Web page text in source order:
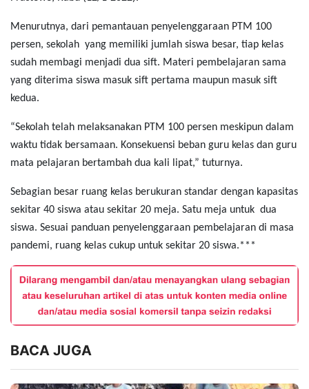
Menurutnya, dari pemantauan penyelenggaraan PTM 100
persen, sekolah yang memiliki jumlah siswa besar, tiap kelas
sudah membagi menjadi dua sift. Materi pembelajaran sama
yang diterima siswa masuk sift pertama maupun masuk sift
kedua.
“Sekolah telah melaksanakan PTM 100 persen meskipun dalam
waktu tidak bersamaan. Konsekuensi beban guru kelas dan guru
mata pelajaran bertambah dua kali lipat,” tuturnya.
Sebagian besar ruang kelas berukuran standar dengan kapasitas
sekitar 40 siswa atau sekitar 20 meja. Satu meja untuk dua
siswa. Sesuai panduan penyelenggaraan pembelajaran di masa
pandemi, ruang kelas cukup untuk sekitar 20 siswa.***
BACA JUGA